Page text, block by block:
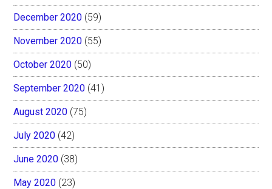
December 2020 (59)
November 2020 (55)
October 2020 (50)
September 2020 (41)
August 2020 (75)
July 2020 (42)
June 2020 (38)
May 2020 (23)